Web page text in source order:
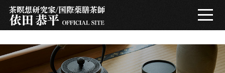
プロフィール
get_header(2); ?>